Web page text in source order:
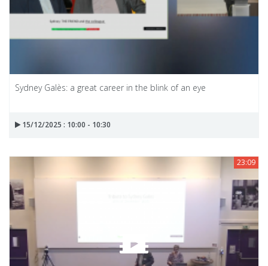
Sydney Galès: a great career in the blink of an eye
15/12/2025 : 10:00 - 10:30
23:09